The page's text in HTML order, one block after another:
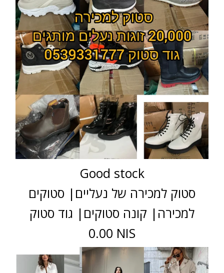
Good stock
סטוק למכירה של נעליים| סטוקים
למכירה| קונה סטוקים| גוד סטוק
0.00 NIS